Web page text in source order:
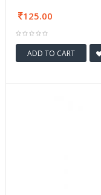
125.00
ADD TO CART